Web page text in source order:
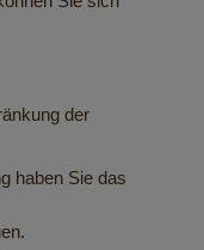
der
haben Sie das